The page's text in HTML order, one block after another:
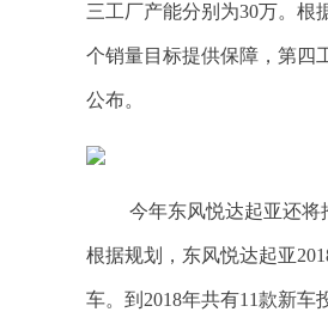
三工厂产能分别为30万。根
个销量目标提供保障，第四
公布。
今年东风悦达起亚还将
根据规划，东风悦达起亚
车。到2018年共有11款新车